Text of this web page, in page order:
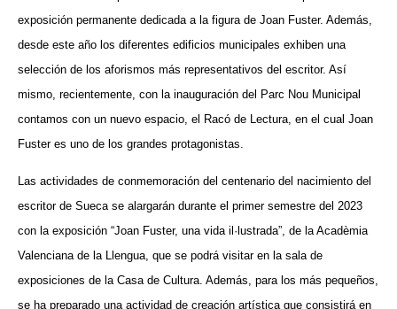
exposición permanente dedicada a la figura de Joan Fuster. Además,
desde este año los diferentes edificios municipales exhiben una
selección de los aforismos más representativos del escritor. Así
mismo, recientemente, con la inauguración del Parc Nou Municipal
contamos con un nuevo espacio, el Racó de Lectura, en el cual Joan
Fuster es uno de los grandes protagonistas.
Las actividades de conmemoración del centenario del nacimiento del
escritor de Sueca se alargarán durante el primer semestre del 2023
con la exposición “Joan Fuster, una vida il·lustrada”, de la Acadèmia
Valenciana de la Llengua, que se podrá visitar en la sala de
exposiciones de la Casa de Cultura. Además, para los más pequeños,
se ha preparado una actividad de creación artística que consistirá en